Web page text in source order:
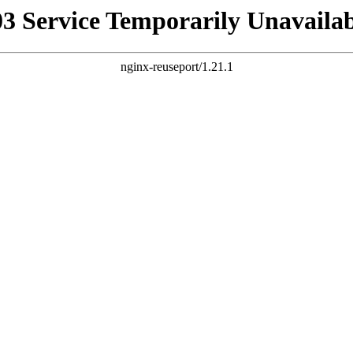
Service Temporarily
nginx-reuseport/1.21.1